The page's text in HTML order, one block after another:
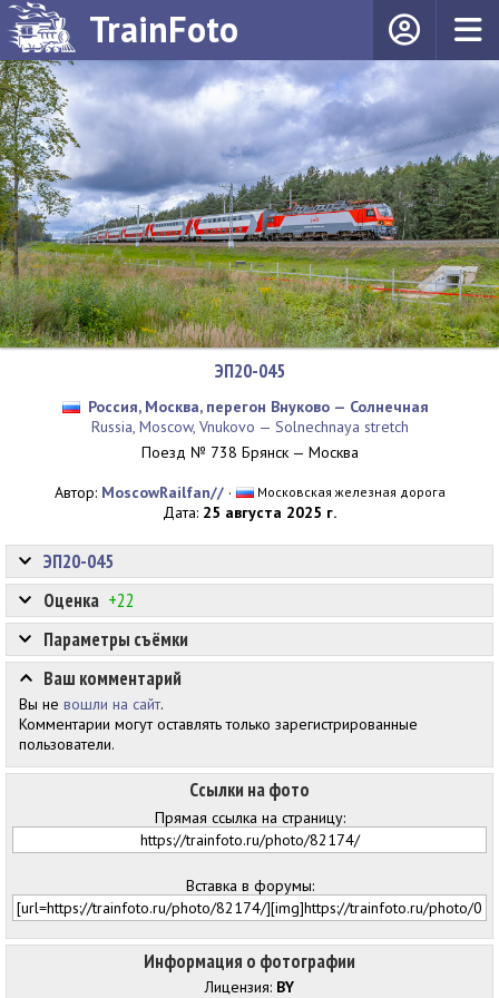
TrainFoto
ЭП20-045
Россия, Москва, перегон Внуково — Солнечная
Russia, Moscow, Vnukovo — Solnechnaya stretch
Поезд № 738 Брянск — Москва
Автор: MoscowRailfan//· Московская железная дорога
Дата: 25 августа 2025 г.
Информация о фотографии
Лицензия: BY
Оценка +22
Ссылки на фото
Прямая ссылка на страницу:
Вставка в форумы:
ЭП20-045
Параметры съёмки
Ваш комментарий
Вы не вошли на сайт.
Комментарии могут оставлять только зарегистрированные
пользователи.